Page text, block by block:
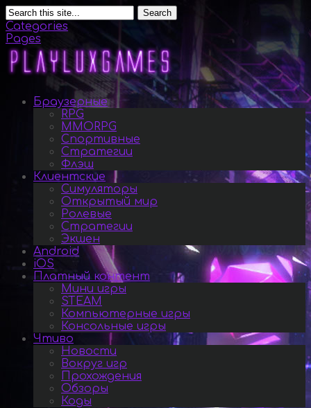
Search
Categories
Pages
Браузерные
RPG
MMORPG
Спортивные
Стратегии
Флэш
Клиентские
Симуляторы
Открытый мир
Ролевые
Стратегии
Экшен
Android
iOS
Платный контент
Мини игры
STEAM
Компьютерные игры
Консольные игры
Чтиво
Новости
Вокруг игр
Прохождения
Обзоры
Коды